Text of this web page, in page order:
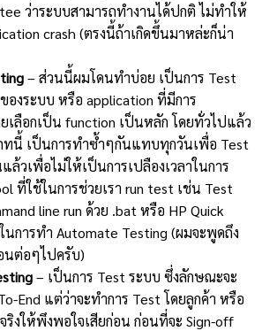
ว่าระบบสามารถทำงานได้ปกติ ไม่ทำให้
crash (ตรงนี้ถ้าเกิดขึ้นมาหล่ะก็น่า
– ส่วนนี้ผมโดนทำบ่อย เป็นการ Test
งระบบ หรือ application ที่มีการ
เลือกเป็น function เป็นหลัก โดยทั่วไปแล้ว
ทนี้ เป็นการทำซ้ำๆกันแทบทุกวันเพื่อ Test
ล้วเพื่อไม่ให้เป็นการเปลืองเวลาในการ
ที่ใช้ในการช่วยเรา run test เช่น Test
line run ด้วย .bat หรือ HP Quick
นการทำ Automate Testing (ผมจะพูดถึง
นต่อๆไปครับ)
– เป็นการ Test ระบบ ซึ่งลักษณะจะ
End แต่ว่าจะทำการ Test โดยลูกค้า หรือ
ริงให้พึงพอใจเสียก่อน ก่อนที่จะ Sign-off